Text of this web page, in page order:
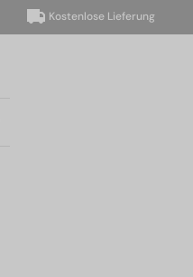
Kostenlose Lieferung